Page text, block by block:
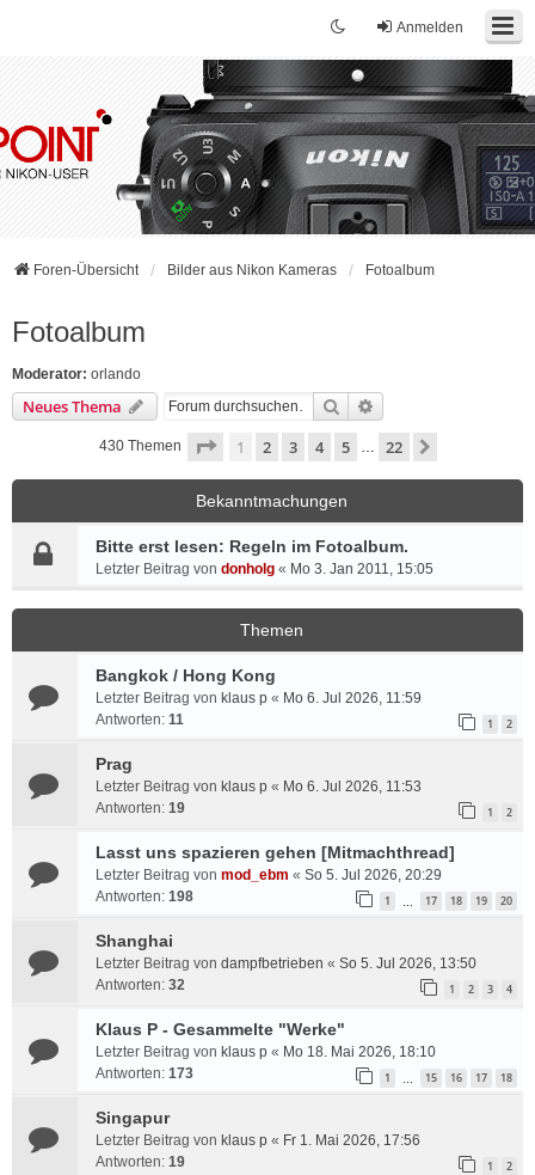
Anmelden
Foren-Übersicht Bilder aus Nikon Kameras Fotoalbum
Fotoalbum
Moderator: orlando
Neues Thema Suche
430 Themen Seite 1von 22
1 2 3 4 5 … 22
Bekanntmachungen
Bitte erst lesen: Regeln im Fotoalbum.
Letzter Beitrag von donholg « Mo 3. Jan 2011, 15:05
Themen
Bangkok / Hong Kong
Letzter Beitrag von klaus p « Mo 6. Jul 2026, 11:59
Antworten: 11 1 2
Prag
Letzter Beitrag von klaus p « Mo 6. Jul 2026, 11:53
Antworten: 19 1 2
Lasst uns spazieren gehen [Mitmachthread]
Letzter Beitrag von mod_ebm « So 5. Jul 2026, 20:29
Antworten: 198 1 17 18 19 20
Shanghai
Letzter Beitrag von dampfbetrieben « So 5. Jul 2026, 13:50
Antworten: 32 1 2 3 4
Klaus P - Gesammelte "Werke"
Letzter Beitrag von klaus p « Mo 18. Mai 2026, 18:10
Antworten: 173 1 15 16 17 18
Singapur
Letzter Beitrag von klaus p « Fr 1. Mai 2026, 17:56
Antworten: 19 1 2